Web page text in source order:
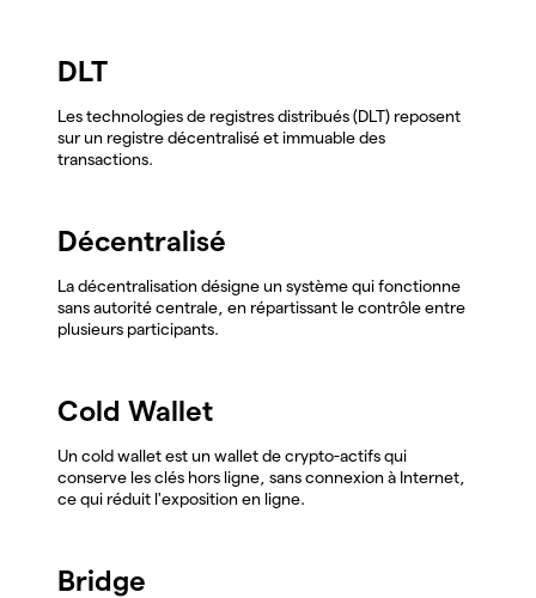
DLT
Les technologies de registres distribués (DLT) reposent
sur un registre décentralisé et immuable des
transactions.
Décentralisé
La décentralisation désigne un système qui fonctionne
sans autorité centrale, en répartissant le contrôle entre
plusieurs participants.
Cold Wallet
Un cold wallet est un wallet de crypto-actifs qui
conserve les clés hors ligne, sans connexion à Internet,
ce qui réduit l'exposition en ligne.
Bridge